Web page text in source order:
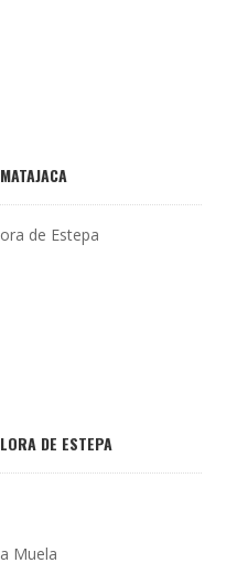
MATAJACA
LORA DE ESTEPA